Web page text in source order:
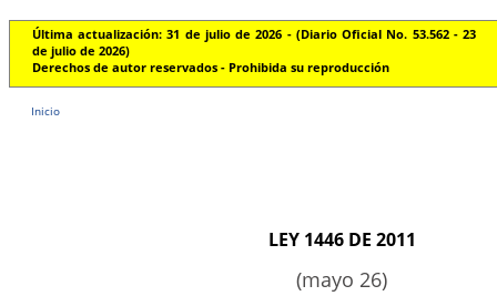
Última actualización: 31 de julio de 2026 - (Diario Oficial No. 53.562 - 23
de julio de 2026)
Derechos de autor reservados - Prohibida su reproducción
Inicio
LEY 1446 DE 2011
(mayo 26)